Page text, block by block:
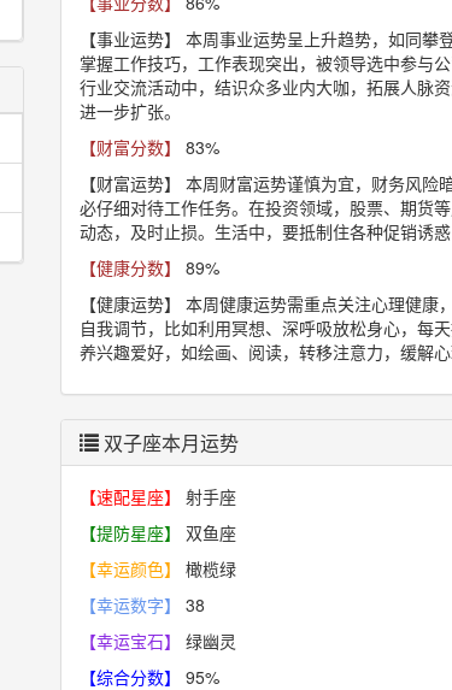
【事业运势】
本周事业运势呈上升趋势，如同攀
掌握工作技巧，工作表现突出，被领导选中参与
行业交流活动中，结识众多业内大咖，拓展人脉
进一步扩张。
【财富分数】
83%
【财富运势】
本周财富运势谨慎为宜，财务风险
必仔细对待工作任务。在投资领域，股票、期货
动态，及时止损。生活中，要抵制住各种促销诱
【健康分数】
89%
【健康运势】
本周健康运势需重点关注心理健康
自我调节，比如利用冥想、深呼吸放松身心，每
养兴趣爱好，如绘画、阅读，转移注意力，缓解心
双子座本月运势
【速配星座】
射手座
【提防星座】
双鱼座
【幸运颜色】
橄榄绿
【幸运数字】
38
【幸运宝石】
绿幽灵
【综合分数】
95%